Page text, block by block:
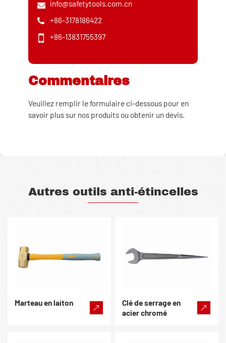
info@safetytools.com.cn
+86-3178186422
+86-13831755397
Commentaires
Veuillez remplir le formulaire ci-dessous pour en
savoir plus sur nos produits ou obtenir un devis.
Autres outils anti-étincelles
Marteau en laiton
Clé de serrage en
acier chromé